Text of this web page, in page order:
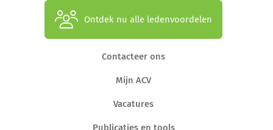
Ontdek nu alle ledenvoordelen
Contacteer ons
Mijn ACV
Vacatures
Publicaties en tools